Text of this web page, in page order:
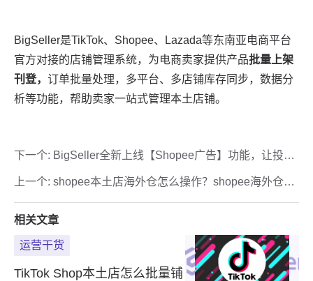
上一个: shopee本土店海外仓怎么操作？shopee海外仓操
下一个: BigSeller全新上线【Shopee广告】功能，让投放
相关文章
运营干货
TikTok Shop本土店怎么批量铺